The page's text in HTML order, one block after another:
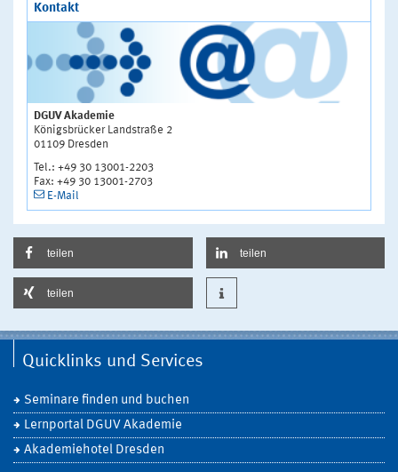
Kontakt
DGUV Akademie
Königsbrücker Landstraße 2
01109 Dresden
Tel.: +49 30 13001-2203
Fax: +49 30 13001-2703
E-Mail
teilen teilen
teilen
Quicklinks und Services
Seminare finden und buchen
Lernportal DGUV Akademie
Akademiehotel Dresden